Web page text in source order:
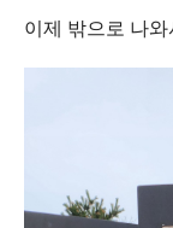
이제 밖으로 나